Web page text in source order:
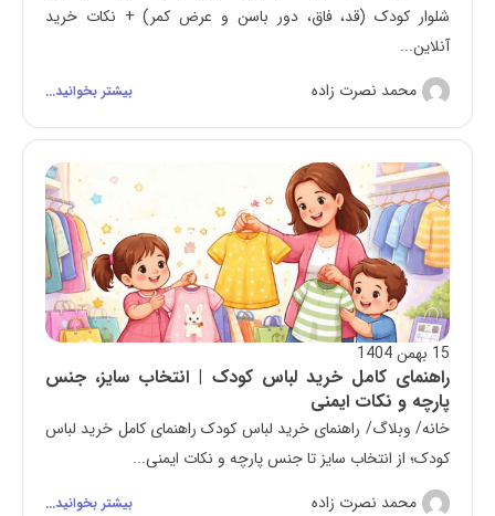
شلوار کودک (قد، فاق، دور باسن و عرض کمر) + نکات خرید
آنلاین...
محمد نصرت زاده
بیشتر بخوانید...
15 بهمن 1404
راهنمای کامل خرید لباس کودک | انتخاب سایز، جنس
پارچه و نکات ایمنی
خانه/ وبلاگ/ راهنمای خرید لباس کودک راهنمای کامل خرید لباس
کودک؛ از انتخاب سایز تا جنس پارچه و نکات ایمنی...
محمد نصرت زاده
بیشتر بخوانید...